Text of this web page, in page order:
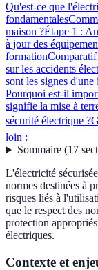
Qu'est-ce que
fondamentales
maison ?Étape 1 :
à jour des
formationComparatif
sur les accidents
sont les signes
Pourquoi est-il
signifie la mise à
sécurité électrique ?
loin :
Sommaire(17
L'électricité
normes destinées à
risques liés à
que le respect des
protection
électriques.
Contexte et